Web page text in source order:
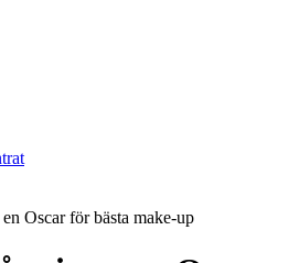
Oscar för bästa make-up